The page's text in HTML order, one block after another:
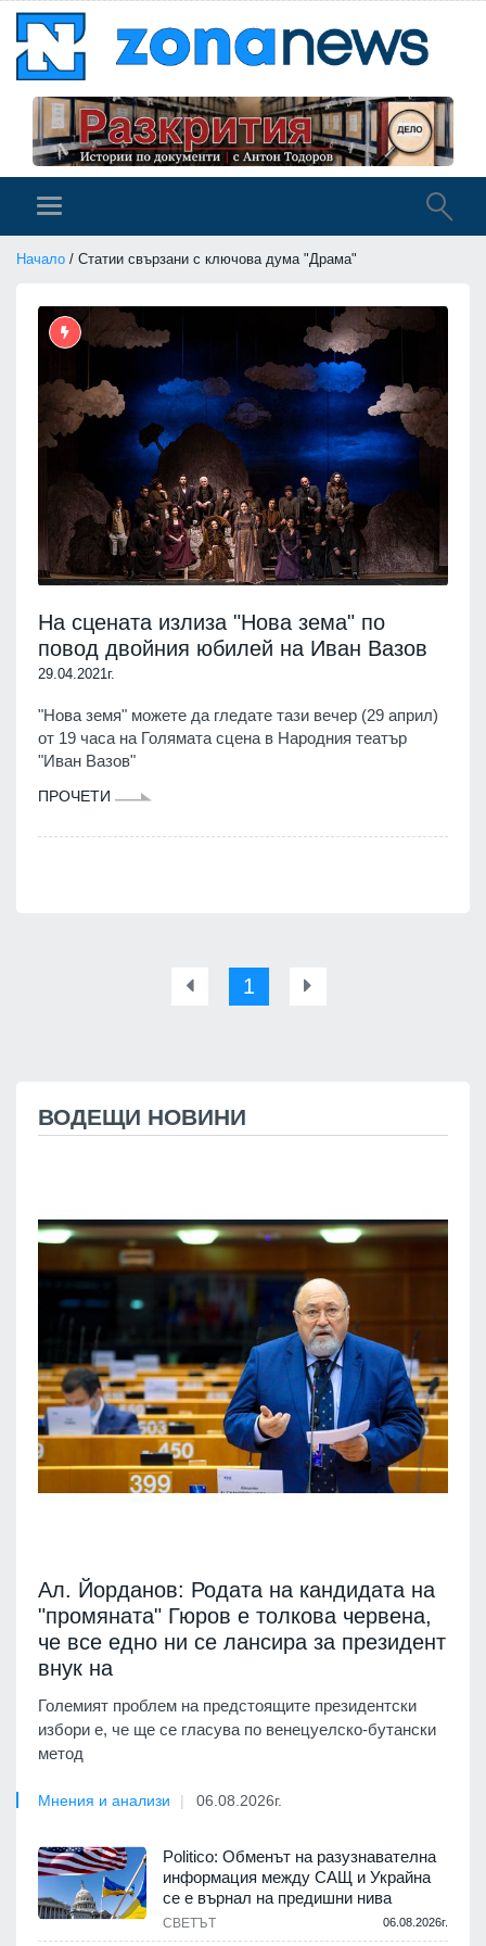
Начало / Статии свързани с ключова дума "Драма"
На сцената излиза "Нова зема" по
повод двойния юбилей на Иван Вазов
29.04.2021г.
"Нова земя" можете да гледате тази вечер (29 април)
от 19 часа на Голямата сцена в Народния театър
"Иван Вазов"
ПРОЧЕТИ
1
ВОДЕЩИ НОВИНИ
Ал. Йорданов: Родата на кандидата на
"промяната" Гюров е толкова червена,
че все едно ни се лансира за президент
внук на
Големият проблем на предстоящите президентски
избори е, че ще се гласува по венецуелско-бутански
метод
Мнения и анализи 06.08.2026г.
Politico: Обменът на разузнавателна
информация между САЩ и Украйна
се е върнал на предишни нива
СВЕТЪТ 06.08.2026г.